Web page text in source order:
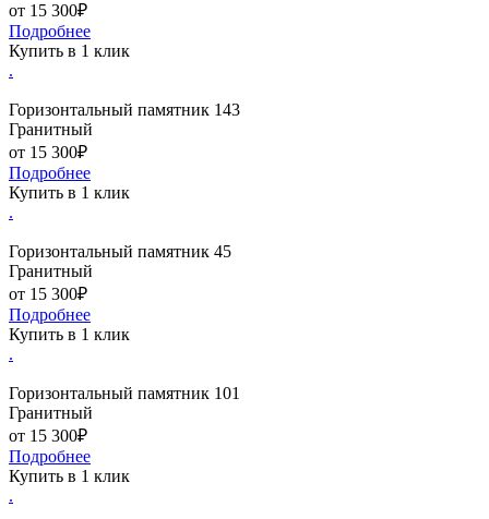
от 15 300₽
Подробнее
Купить в 1 клик
.
Горизонтальный памятник 143
Гранитный
от 15 300₽
Подробнее
Купить в 1 клик
.
Горизонтальный памятник 45
Гранитный
от 15 300₽
Подробнее
Купить в 1 клик
.
Горизонтальный памятник 101
Гранитный
от 15 300₽
Подробнее
Купить в 1 клик
.